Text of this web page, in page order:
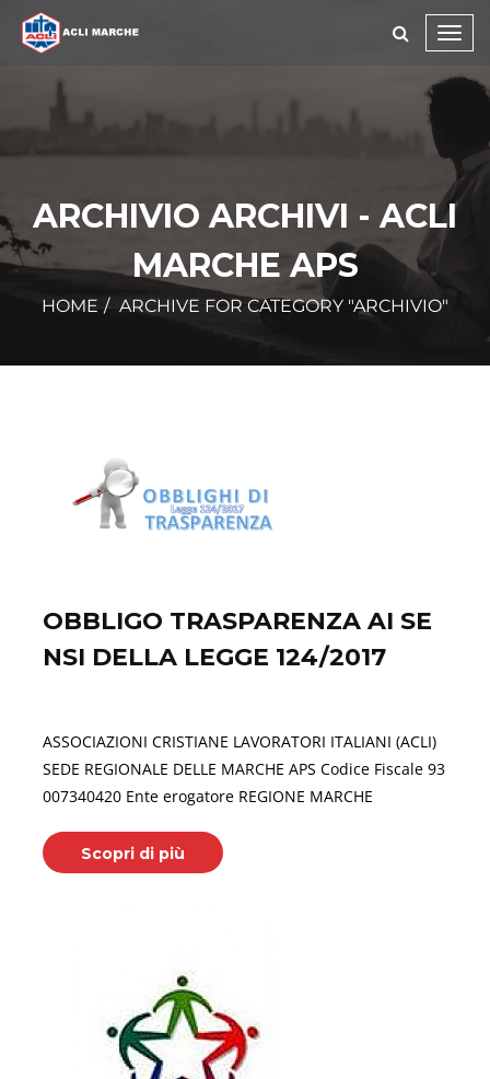
ARCHIVIO ARCHIVI - ACLI
MARCHE APS
HOME ARCHIVE FOR CATEGORY "ARCHIVIO"
OBBLIGO TRASPARENZA AI SE
NSI DELLA LEGGE 124/2017
ASSOCIAZIONI CRISTIANE LAVORATORI ITALIANI (ACLI)
SEDE REGIONALE DELLE MARCHE APS Codice Fiscale 93
007340420 Ente erogatore REGIONE MARCHE
Scopri di più